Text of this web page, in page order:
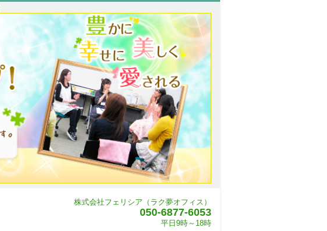
株式会社フェリシア（ラク夢オフィス）
050-6877-6053
平日9時～18時